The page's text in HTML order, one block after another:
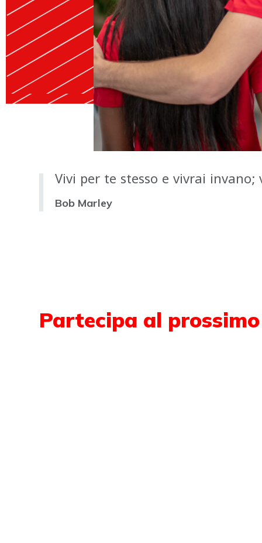
Vivi per te stesso e vivrai
Bob Marley
Partecipa al